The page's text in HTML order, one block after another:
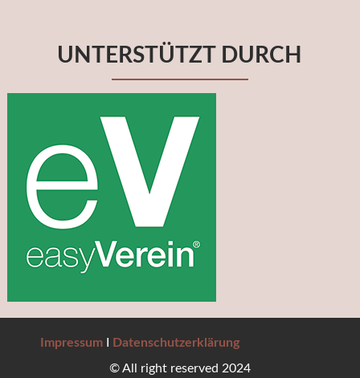
UNTERSTÜTZT DURCH
Impressum
Datenschutzerklärung
© All right reserved 2024